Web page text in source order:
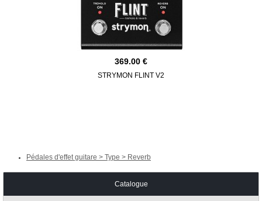
369.00
STRYMON FLINT V2
Pédales d'effet guitare > Type > Reverb
Catalogue